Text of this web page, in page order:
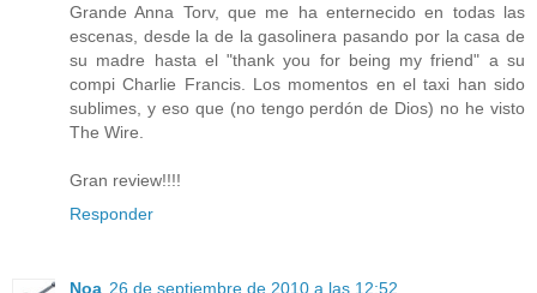
Grande Anna Torv, que me ha enternecido en todas las
escenas, desde la de la gasolinera pasando por la casa de
su madre hasta el "thank you for being my friend" a su
compi Charlie Francis. Los momentos en el taxi han sido
sublimes, y eso que (no tengo perdón de Dios) no he visto
The Wire.
Gran review!!!!
Responder
Noa 26 de septiembre de 2010 a las 12:52